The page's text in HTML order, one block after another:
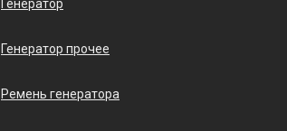
Генератор
Генератор прочее
Ремень генератора